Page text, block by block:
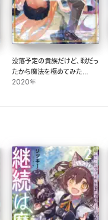
没落予定の貴族だけど、暇だっ
たから魔法を極めてみた
4【電子書籍限定書き下ろし
2020年